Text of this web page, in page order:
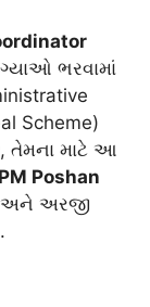
ભરવામાં
Scheme)
તેમના માટે આ
PM Poshan
અને અરજી